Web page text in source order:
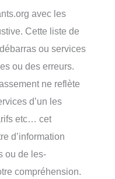
avec les
Cette liste de
ou services
ou des erreurs.
ne reflète
d’un les
etc… cet
d’information
ou de les-
compréhension.